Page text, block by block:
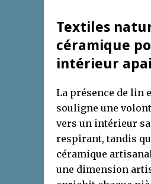
Textiles
céramique
intérieur
La présence de lin
souligne une
vers un intérieur
respirant, tandis
céramique
une dimension